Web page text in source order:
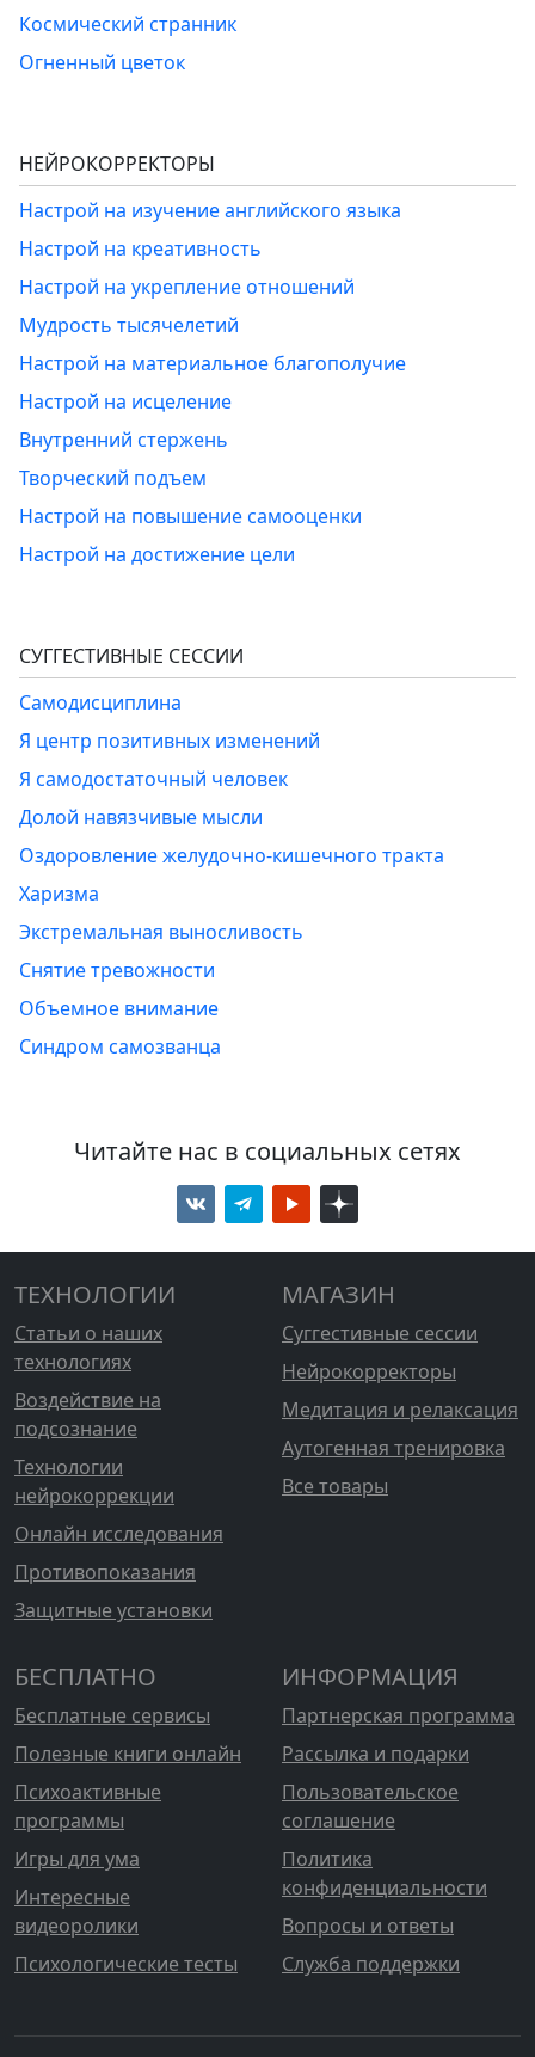
Космический странник
Огненный цветок
НЕЙРОКОРРЕКТОРЫ
Настрой на изучение английского языка
Настрой на креативность
Настрой на укрепление отношений
Мудрость тысячелетий
Настрой на материальное благополучие
Настрой на исцеление
Внутренний стержень
Творческий подъем
Настрой на повышение самооценки
Настрой на достижение цели
СУГГЕСТИВНЫЕ СЕССИИ
Самодисциплина
Я центр позитивных изменений
Я самодостаточный человек
Долой навязчивые мысли
Оздоровление желудочно-кишечного тракта
Харизма
Экстремальная выносливость
Снятие тревожности
Объемное внимание
Синдром самозванца
Читайте нас в социальных сетях
ТЕХНОЛОГИИ
Статьи о наших
технологиях
Воздействие на
подсознание
Технологии
нейрокоррекции
Онлайн исследования
Противопоказания
Защитные установки
МАГАЗИН
Суггестивные сессии
Нейрокорректоры
Медитация и релаксация
Аутогенная тренировка
Все товары
БЕСПЛАТНО
Бесплатные сервисы
Полезные книги онлайн
Психоактивные
программы
Игры для ума
Интересные
видеоролики
Психологические тесты
ИНФОРМАЦИЯ
Партнерская программа
Рассылка и подарки
Пользовательское
соглашение
Политика
конфиденциальности
Вопросы и ответы
Служба поддержки